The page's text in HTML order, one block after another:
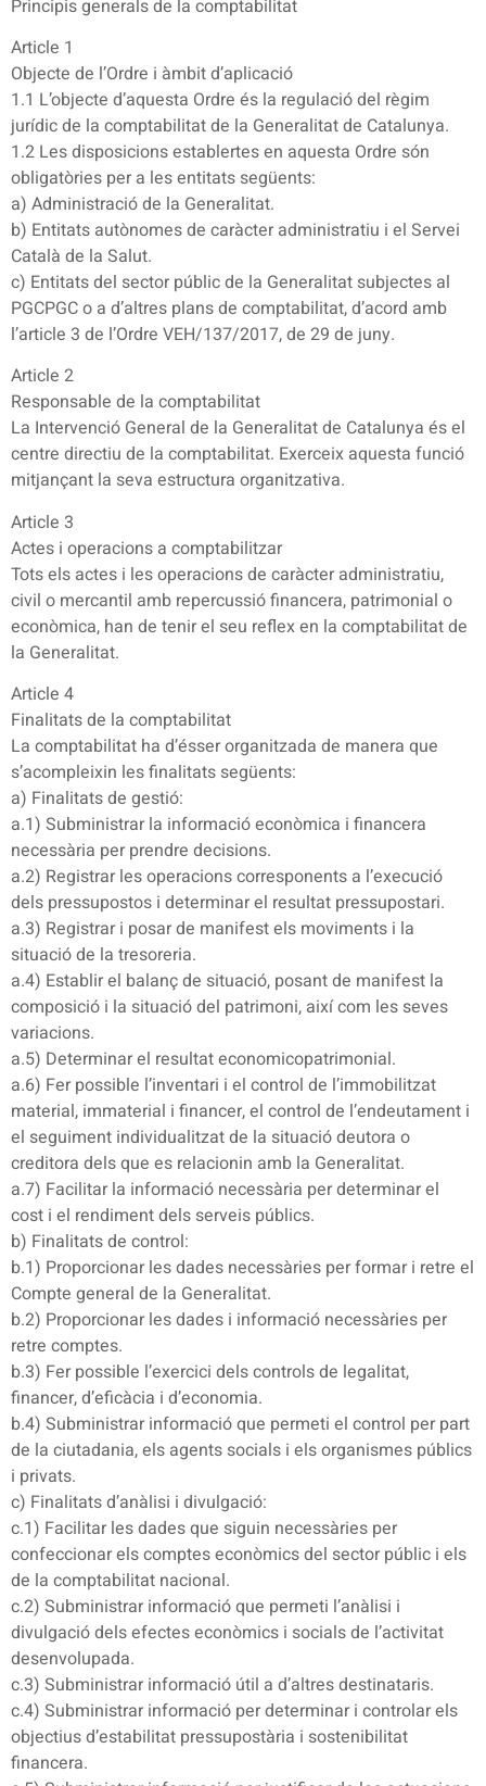
Principis generals de la comptabilitat
Article 1
Objecte de l’Ordre i àmbit d’aplicació
1.1 L’objecte d’aquesta Ordre és la regulació del règim
jurídic de la comptabilitat de la Generalitat de Catalunya.
1.2 Les disposicions establertes en aquesta Ordre són
obligatòries per a les entitats següents:
a) Administració de la Generalitat.
b) Entitats autònomes de caràcter administratiu i el Servei
Català de la Salut.
c) Entitats del sector públic de la Generalitat subjectes al
PGCPGC o a d’altres plans de comptabilitat, d’acord amb
l’article 3 de l’Ordre VEH/137/2017, de 29 de juny.
Article 2
Responsable de la comptabilitat
La Intervenció General de la Generalitat de Catalunya és el
centre directiu de la comptabilitat. Exerceix aquesta funció
mitjançant la seva estructura organitzativa.
Article 3
Actes i operacions a comptabilitzar
Tots els actes i les operacions de caràcter administratiu,
civil o mercantil amb repercussió financera, patrimonial o
econòmica, han de tenir el seu reflex en la comptabilitat de
la Generalitat.
Article 4
Finalitats de la comptabilitat
La comptabilitat ha d’ésser organitzada de manera que
s’acompleixin les finalitats següents:
a) Finalitats de gestió:
a.1) Subministrar la informació econòmica i financera
necessària per prendre decisions.
a.2) Registrar les operacions corresponents a l’execució
dels pressupostos i determinar el resultat pressupostari.
a.3) Registrar i posar de manifest els moviments i la
situació de la tresoreria.
a.4) Establir el balanç de situació, posant de manifest la
composició i la situació del patrimoni, així com les seves
variacions.
a.5) Determinar el resultat economicopatrimonial.
a.6) Fer possible l’inventari i el control de l’immobilitzat
material, immaterial i financer, el control de l’endeutament i
el seguiment individualitzat de la situació deutora o
creditora dels que es relacionin amb la Generalitat.
a.7) Facilitar la informació necessària per determinar el
cost i el rendiment dels serveis públics.
b) Finalitats de control:
b.1) Proporcionar les dades necessàries per formar i retre el
Compte general de la Generalitat.
b.2) Proporcionar les dades i informació necessàries per
retre comptes.
b.3) Fer possible l’exercici dels controls de legalitat,
financer, d’eficàcia i d’economia.
b.4) Subministrar informació que permeti el control per part
de la ciutadania, els agents socials i els organismes públics
i privats.
c) Finalitats d’anàlisi i divulgació:
c.1) Facilitar les dades que siguin necessàries per
confeccionar els comptes econòmics del sector públic i els
de la comptabilitat nacional.
c.2) Subministrar informació que permeti l’anàlisi i
divulgació dels efectes econòmics i socials de l’activitat
desenvolupada.
c.3) Subministrar informació útil a d’altres destinataris.
c.4) Subministrar informació per determinar i controlar els
objectius d’estabilitat pressupostària i sostenibilitat
financera.